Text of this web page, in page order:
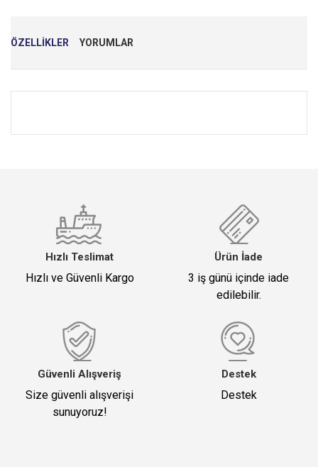
ÖZELLİKLER YORUMLAR
E-Mail*
Yorumunuz (1500)
Hızlı Teslimat
Hızlı ve Güvenli Kargo
Ürün İade
3 iş günü içinde iade
edilebilir.
Güvenli Alışveriş
Size güvenli alışverişi
sunuyoruz!
Destek
Destek